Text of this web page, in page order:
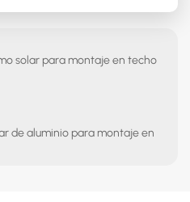
solar para montaje en techo
de aluminio para montaje en